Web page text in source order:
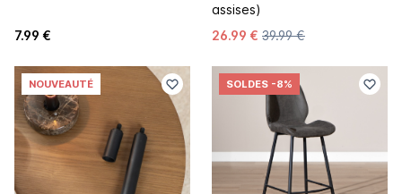
7.99 €
assises)
26.99 € 39.99 €
NOUVEAUTÉ SOLDES -8%